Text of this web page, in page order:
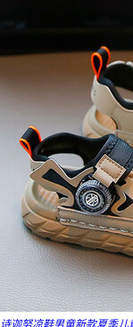
诗迦努凉鞋男童新款夏季